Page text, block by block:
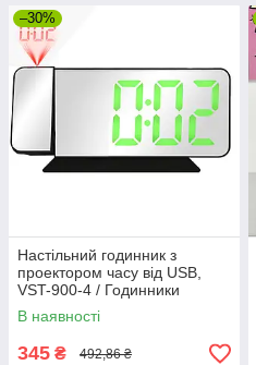
–30%
Настільний годинник з
проектором часу від USB,
VST-900-4 / Годинники
настільні / Електронні
годинники
В наявності
345 ₴ 492,86 ₴